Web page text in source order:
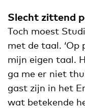
Slecht zittend
Toch moest
met de taal.
mijn eigen taal.
ga me er niet
gast zijn in het
wat betekende